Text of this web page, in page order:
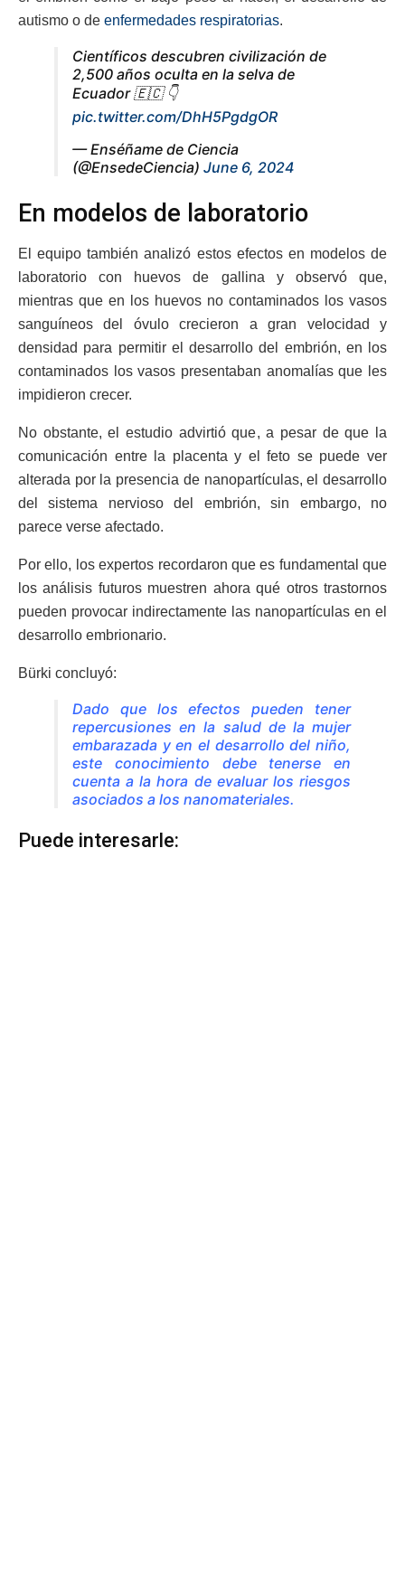
autismo o de enfermedades respiratorias.
Científicos descubren civilización de
2,500 años oculta en la selva de
Ecuador 🇪🇨 👇
pic.twitter.com/DhH5PgdgOR
— Enséñame de Ciencia
(@EnsedeCiencia) June 6, 2024
En modelos de laboratorio
El equipo también analizó estos efectos en modelos de
laboratorio con huevos de gallina y observó que,
mientras que en los huevos no contaminados los vasos
sanguíneos del óvulo crecieron a gran velocidad y
densidad para permitir el desarrollo del embrión, en los
contaminados los vasos presentaban anomalías que les
impidieron crecer.
No obstante, el estudio advirtió que, a pesar de que la
comunicación entre la placenta y el feto se puede ver
alterada por la presencia de nanopartículas, el desarrollo
del sistema nervioso del embrión, sin embargo, no
parece verse afectado.
Por ello, los expertos recordaron que es fundamental que
los análisis futuros muestren ahora qué otros trastornos
pueden provocar indirectamente las nanopartículas en el
desarrollo embrionario.
Bürki concluyó:
Dado que los efectos pueden tener
repercusiones en la salud de la mujer
embarazada y en el desarrollo del niño,
este conocimiento debe tenerse en
cuenta a la hora de evaluar los riesgos
asociados a los nanomateriales.
Puede interesarle: